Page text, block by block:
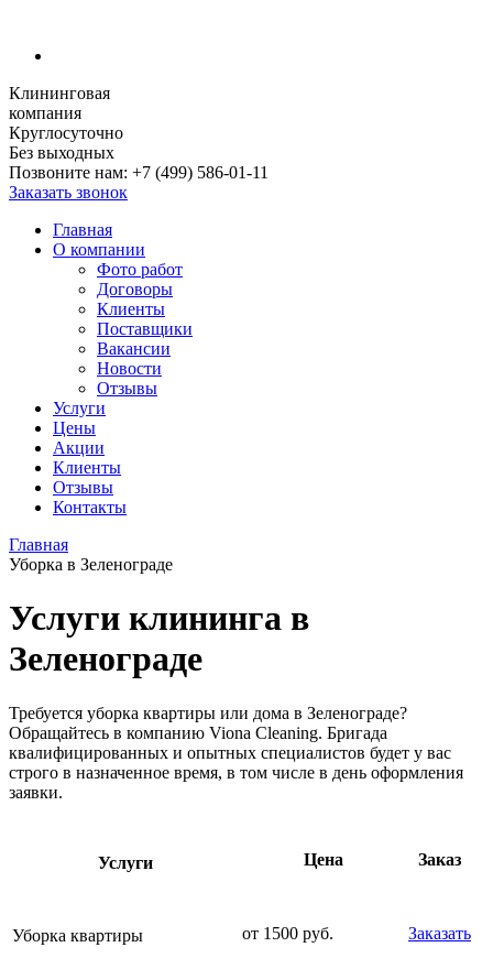
Клининговая
компания
Круглосуточно
Без выходных
Позвоните нам: +7 (499) 586-01-11
Заказать звонок
Главная
О компании
Фото работ
Договоры
Клиенты
Поставщики
Вакансии
Новости
Отзывы
Услуги
Цены
Акции
Клиенты
Отзывы
Контакты
Главная
Уборка в Зеленограде
Услуги клининга в
Зеленограде
Требуется уборка квартиры или дома в Зеленограде?
Обращайтесь в компанию Viona Cleaning. Бригада
квалифицированных и опытных специалистов будет у вас
строго в назначенное время, в том числе в день оформления
заявки.
Услуги Цена Заказ
Уборка квартиры от 1500 руб. Заказать